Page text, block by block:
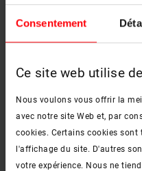
Consentement
Ce site web utilise
Nous voulons vous offrir la
avec notre site Web et, par
cookies. Certains cookies
l'affichage du site. D'autres
votre expérience. Nous ne